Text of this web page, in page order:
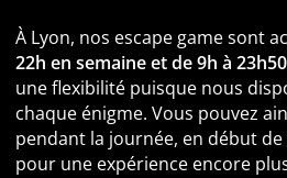
À Lyon, nos escape game sont
22h en semaine et de 9h à
une flexibilité puisque nous
chaque énigme. Vous pouvez
pendant la journée, en début
pour une expérience encore